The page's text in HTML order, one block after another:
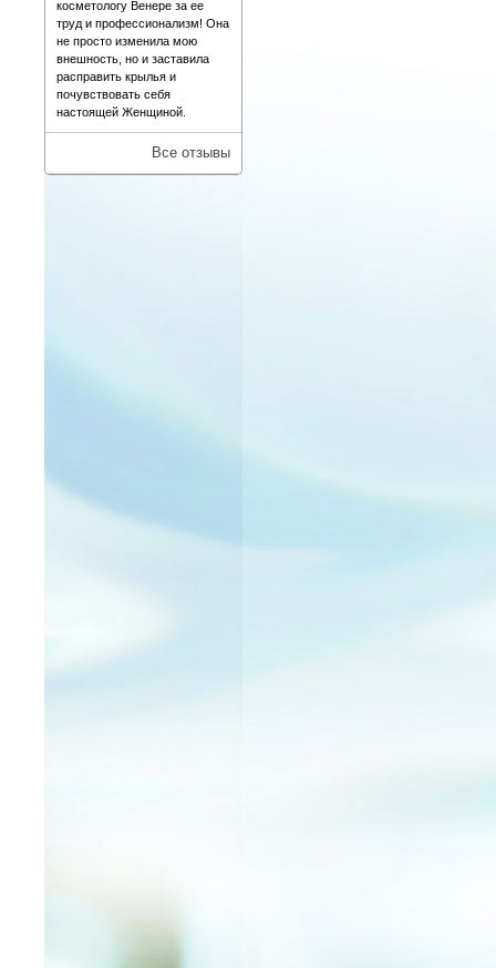
косметологу Венере за ее
труд и профессионализм! Она
не просто изменила мою
внешность, но и заставила
расправить крылья и
почувствовать себя
настоящей Женщиной.
Все отзывы